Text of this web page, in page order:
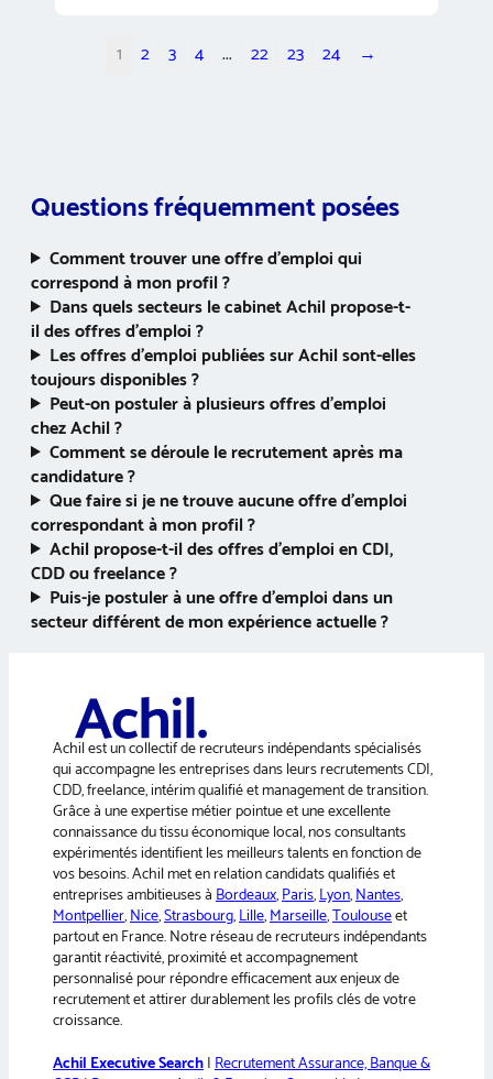
1 2 3 4 ... 22 23 24 →
Questions fréquemment posées
Comment trouver une offre d’emploi qui
correspond à mon profil ?
Dans quels secteurs le cabinet Achil propose-t-
il des offres d’emploi ?
Les offres d’emploi publiées sur Achil sont-elles
toujours disponibles ?
Peut-on postuler à plusieurs offres d’emploi
chez Achil ?
Comment se déroule le recrutement après ma
candidature ?
Que faire si je ne trouve aucune offre d’emploi
correspondant à mon profil ?
Achil propose-t-il des offres d’emploi en CDI,
CDD ou freelance ?
Puis-je postuler à une offre d’emploi dans un
secteur différent de mon expérience actuelle ?
Achil est un collectif de recruteurs indépendants spécialisés
qui accompagne les entreprises dans leurs recrutements CDI,
CDD, freelance, intérim qualifié et management de transition.
Grâce à une expertise métier pointue et une excellente
connaissance du tissu économique local, nos consultants
expérimentés identifient les meilleurs talents en fonction de
vos besoins. Achil met en relation candidats qualifiés et
entreprises ambitieuses àBordeaux,Paris,Lyon,Nantes,
Montpellier,Nice,Strasbourg,Lille,Marseille,Toulouseet
partout en France. Notre réseau de recruteurs indépendants
garantit réactivité, proximité et accompagnement
personnalisé pour répondre efficacement aux enjeux de
recrutement et attirer durablement les profils clés de votre
croissance.
Achil Executive Search|Recrutement Assurance, Banque &